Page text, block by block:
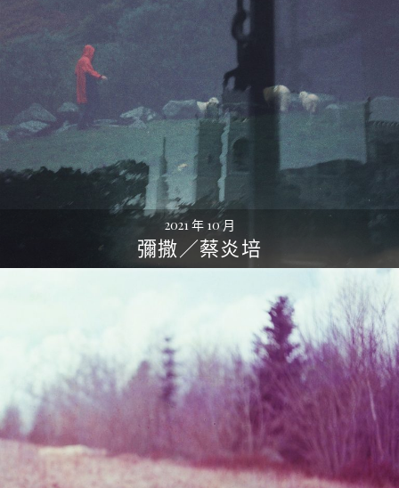
2021 年 10 月
彌撒／蔡炎培